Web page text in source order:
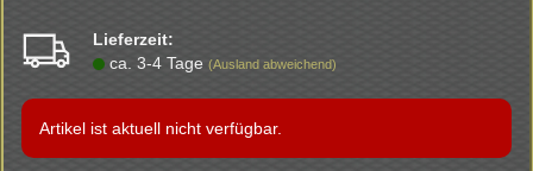
Lieferzeit:
ca. 3-4 Tage (Ausland abweichend)
Artikel ist aktuell nicht verfügbar.